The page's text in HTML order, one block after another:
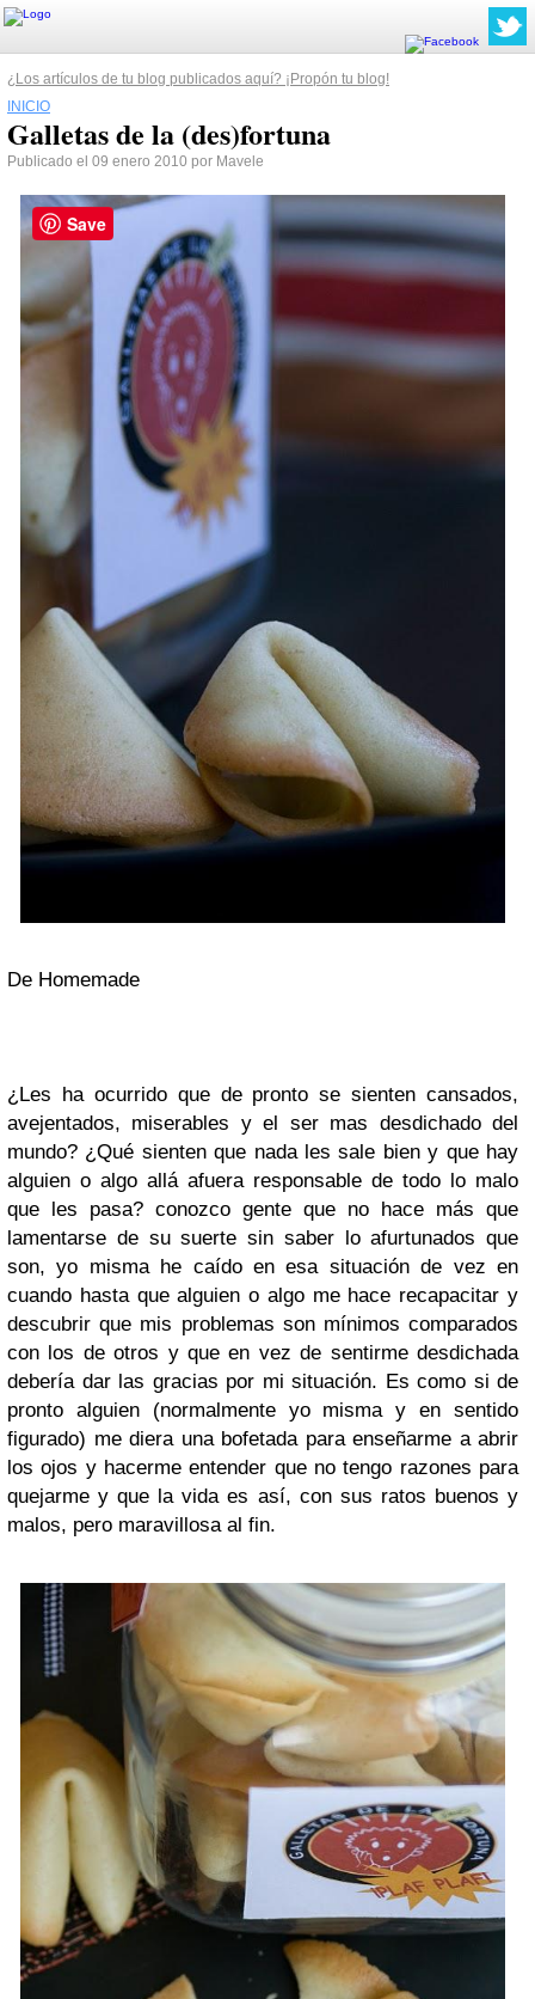
¿Los artículos de tu blog publicados aquí? ¡Propón tu blog!
INICIO
Galletas de la (des)fortuna
Publicado el 09 enero 2010 por Mavele
De Homemade
¿Les ha ocurrido que de pronto se sienten cansados,
avejentados, miserables y el ser mas desdichado del
mundo? ¿Qué sienten que nada les sale bien y que hay
alguien o algo allá afuera responsable de todo lo malo
que les pasa? conozco gente que no hace más que
lamentarse de su suerte sin saber lo afurtunados que
son, yo misma he caído en esa situación de vez en
cuando hasta que alguien o algo me hace recapacitar y
descubrir que mis problemas son mínimos comparados
con los de otros y que en vez de sentirme desdichada
debería dar las gracias por mi situación. Es como si de
pronto alguien (normalmente yo misma y en sentido
figurado) me diera una bofetada para enseñarme a abrir
los ojos y hacerme entender que no tengo razones para
quejarme y que la vida es así, con sus ratos buenos y
malos, pero maravillosa al fin.
Save